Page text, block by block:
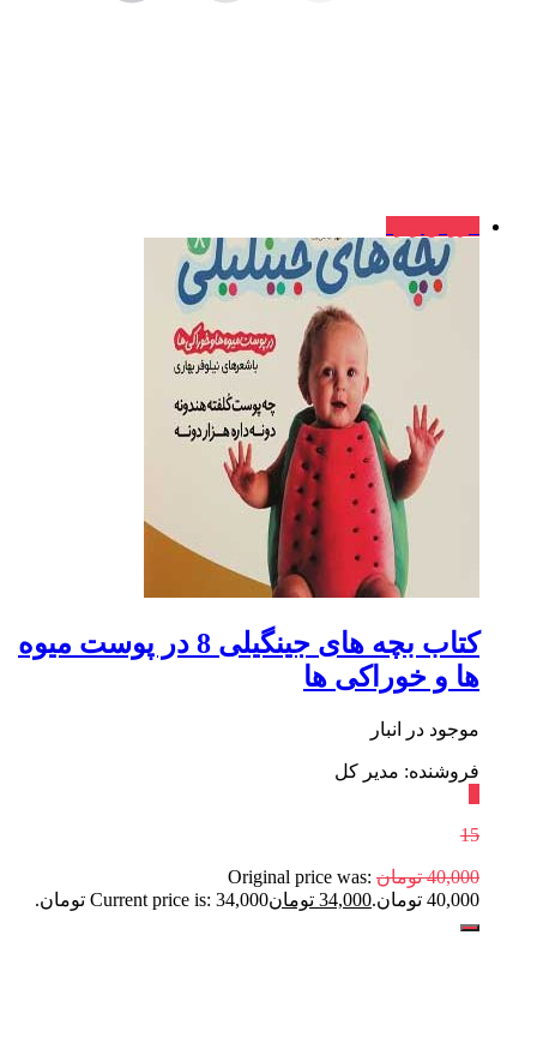
کتاب بچه های جینگیلی 8 در پوست میوه
ها و خوراکی ها
موجود در انبار
فروشنده: مدیر کل
15
40,000 تومان Original price was:
40,000 تومان.
34,000 تومانCurrent price is: 34,000 تومان.